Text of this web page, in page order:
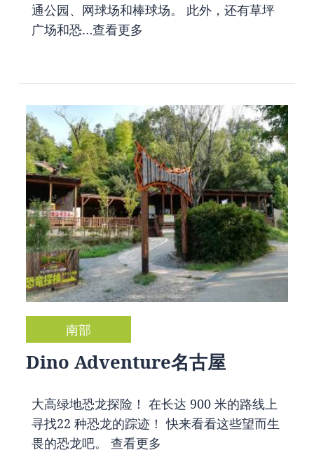
通公园、网球场和棒球场。 此外，还有草坪
广场和恐…查看更多
南部
Dino Adventure名古屋
大高绿地恐龙探险！ 在长达 900 米的路线上
寻找22 种恐龙的踪迹！ 快来看看这些望而生
畏的恐龙吧。 查看更多